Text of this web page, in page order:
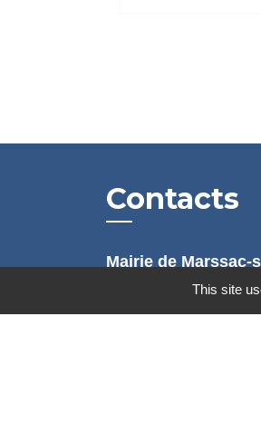
Contacts
Mairie de Marssac-
2 Rue Tonimarié
This site